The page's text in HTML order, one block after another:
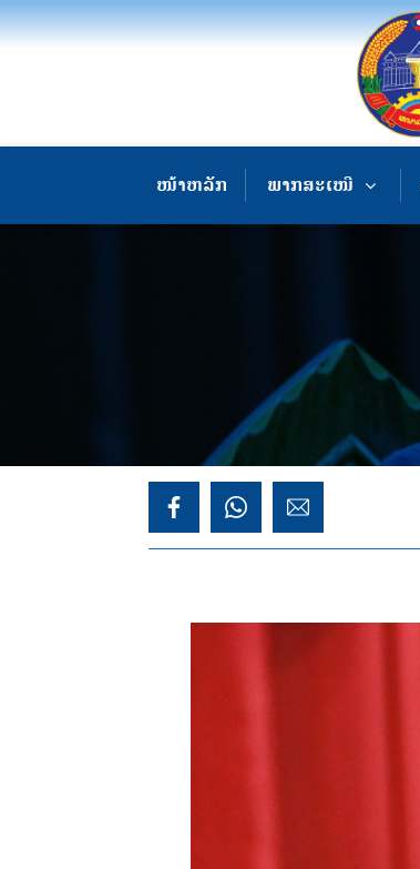
ໜ້າຫລັກ ພາກສະເໜີ